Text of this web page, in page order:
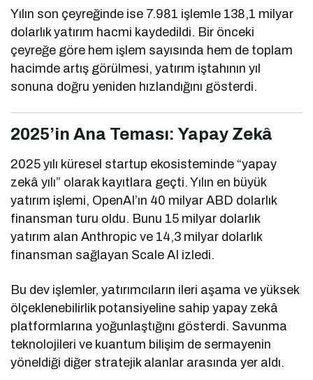
Yılın son çeyreğinde ise 7.981 işlemle 138,1 milyar
dolarlık yatırım hacmi kaydedildi. Bir önceki
çeyreğe göre hem işlem sayısında hem de toplam
hacimde artış görülmesi, yatırım iştahının yıl
sonuna doğru yeniden hızlandığını gösterdi.
2025’in Ana Teması: Yapay Zekâ
2025 yılı küresel startup ekosisteminde “yapay
zekâ yılı” olarak kayıtlara geçti. Yılın en büyük
yatırım işlemi, OpenAI’ın 40 milyar ABD dolarlık
finansman turu oldu. Bunu 15 milyar dolarlık
yatırım alan Anthropic ve 14,3 milyar dolarlık
finansman sağlayan Scale AI izledi.
Bu dev işlemler, yatırımcıların ileri aşama ve yüksek
ölçeklenebilirlik potansiyeline sahip yapay zekâ
platformlarına yoğunlaştığını gösterdi. Savunma
teknolojileri ve kuantum bilişim de sermayenin
yöneldiği diğer stratejik alanlar arasında yer aldı.